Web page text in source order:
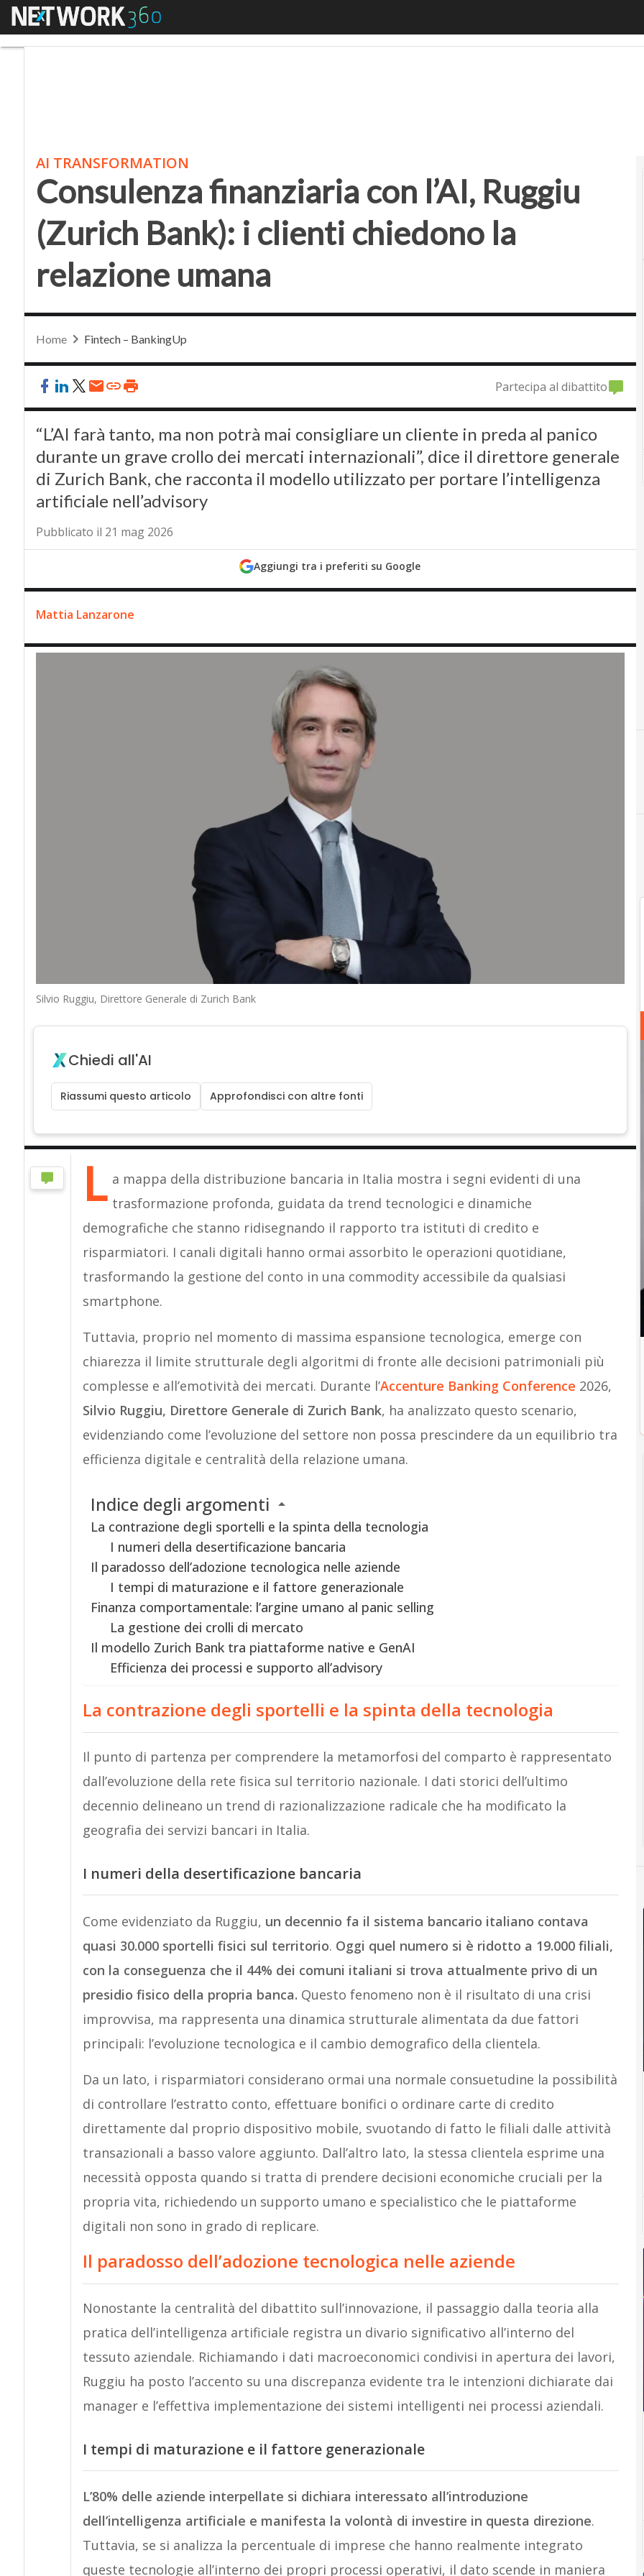
Menu
AI TRANSFORMATION
Consulenza finanziaria con l’AI, Ruggiu
(Zurich Bank): i clienti chiedono la
relazione umana
Home Fintech – BankingUp
Partecipa al dibattito
“L’AI farà tanto, ma non potrà mai consigliare un cliente in preda al panico
durante un grave crollo dei mercati internazionali”, dice il direttore generale
di Zurich Bank, che racconta il modello utilizzato per portare l’intelligenza
artificiale nell’advisory
Pubblicato il 21 mag 2026
Aggiungi tra i preferiti su Google
Mattia Lanzarone
Silvio Ruggiu, Direttore Generale di Zurich Bank
Chiedi all'AI
Riassumi questo articolo Approfondisci con altre fonti
L a mappa della distribuzione bancaria in Italia mostra i segni evidenti di una
trasformazione profonda, guidata da trend tecnologici e dinamiche
demografiche che stanno ridisegnando il rapporto tra istituti di credito e
risparmiatori. I canali digitali hanno ormai assorbito le operazioni quotidiane,
trasformando la gestione del conto in una commodity accessibile da qualsiasi
smartphone.
Tuttavia, proprio nel momento di massima espansione tecnologica, emerge con
chiarezza il limite strutturale degli algoritmi di fronte alle decisioni patrimoniali più
complesse e all’emotività dei mercati. Durante l’Accenture Banking Conference 2026,
Silvio Ruggiu, Direttore Generale di Zurich Bank, ha analizzato questo scenario,
evidenziando come l’evoluzione del settore non possa prescindere da un equilibrio tra
efficienza digitale e centralità della relazione umana.
Indice degli argomenti
La contrazione degli sportelli e la spinta della tecnologia
I numeri della desertificazione bancaria
Il paradosso dell’adozione tecnologica nelle aziende
I tempi di maturazione e il fattore generazionale
Finanza comportamentale: l’argine umano al panic selling
La gestione dei crolli di mercato
Il modello Zurich Bank tra piattaforme native e GenAI
Efficienza dei processi e supporto all’advisory
La contrazione degli sportelli e la spinta della tecnologia
Il punto di partenza per comprendere la metamorfosi del comparto è rappresentato
dall’evoluzione della rete fisica sul territorio nazionale. I dati storici dell’ultimo
decennio delineano un trend di razionalizzazione radicale che ha modificato la
geografia dei servizi bancari in Italia.
I numeri della desertificazione bancaria
Come evidenziato da Ruggiu, un decennio fa il sistema bancario italiano contava
quasi 30.000 sportelli fisici sul territorio. Oggi quel numero si è ridotto a 19.000 filiali,
con la conseguenza che il 44% dei comuni italiani si trova attualmente privo di un
presidio fisico della propria banca. Questo fenomeno non è il risultato di una crisi
improvvisa, ma rappresenta una dinamica strutturale alimentata da due fattori
principali: l’evoluzione tecnologica e il cambio demografico della clientela.
Da un lato, i risparmiatori considerano ormai una normale consuetudine la possibilità
di controllare l’estratto conto, effettuare bonifici o ordinare carte di credito
direttamente dal proprio dispositivo mobile, svuotando di fatto le filiali dalle attività
transazionali a basso valore aggiunto. Dall’altro lato, la stessa clientela esprime una
necessità opposta quando si tratta di prendere decisioni economiche cruciali per la
propria vita, richiedendo un supporto umano e specialistico che le piattaforme
digitali non sono in grado di replicare.
Il paradosso dell’adozione tecnologica nelle aziende
Nonostante la centralità del dibattito sull’innovazione, il passaggio dalla teoria alla
pratica dell’intelligenza artificiale registra un divario significativo all’interno del
tessuto aziendale. Richiamando i dati macroeconomici condivisi in apertura dei lavori,
Ruggiu ha posto l’accento su una discrepanza evidente tra le intenzioni dichiarate dai
manager e l’effettiva implementazione dei sistemi intelligenti nei processi aziendali.
I tempi di maturazione e il fattore generazionale
L’80% delle aziende interpellate si dichiara interessato all’introduzione
dell’intelligenza artificiale e manifesta la volontà di investire in questa direzione.
Tuttavia, se si analizza la percentuale di imprese che hanno realmente integrato
queste tecnologie all’interno dei propri processi operativi, il dato scende in maniera